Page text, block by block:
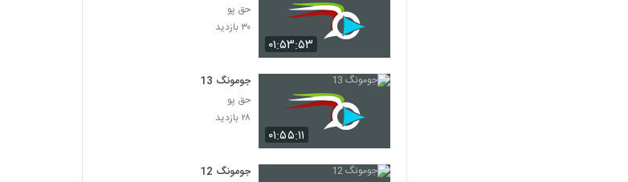
۰۱:۵۳:۵۳
حق پو
۳۰ بازدید
۰۱:۵۵:۱۱
جومونگ 13
حق پو
۲۸ بازدید
جومونگ 12